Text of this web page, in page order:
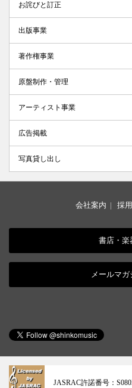
お詫びと訂正
出版事業
著作権事業
原盤制作・管理
アーティスト事業
広告掲載
写真貸し出し
会社案内 | 採
書店・楽
メールマ
JASRAC許諾番号：